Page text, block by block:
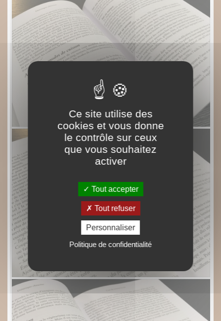
Ce site utilise des
cookies et vous donne
le contrôle sur ceux
que vous souhaitez
activer
Tout accepter
Tout refuser
Personnaliser
Politique de confidentialité